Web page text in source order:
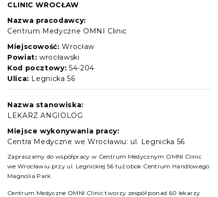
CLINIC WROCŁAW
Nazwa pracodawcy:
Centrum Medyczne OMNI Clinic
Miejscowość: Wrocław
Powiat: wrocławski
Kod pocztowy: 54-204
Ulica: Legnicka 56
Nazwa stanowiska:
LEKARZ ANGIOLOG
Miejsce wykonywania pracy:
Centra Medyczne we Wrocławiu: ul. Legnicka 56
Zapraszamy do współpracy w Centrum Medycznym OMNI Clinic
we Wrocławiu przy ul. Legnickiej 56 tuż obok Centrum Handlowego
Magnolia Park.
Centrum Medyczne OMNI Clinic tworzy zespół ponad 60 lekarzy